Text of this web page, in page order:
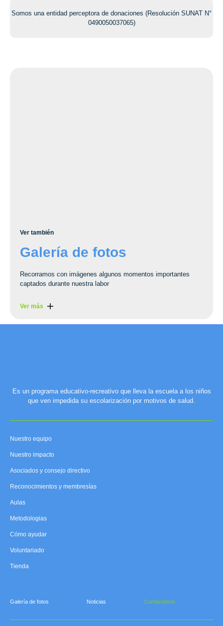
Somos una entidad perceptora de donaciones (Resolución SUNAT N°
0490050037065)
Ver también
Galería de fotos
Recorramos con imágenes algunos momentos importantes
captados durante nuestra labor
Ver más
Es un programa educativo-recreativo que lleva la escuela a los niños
que ven impedida su escolarización por motivos de salud.
Nuestro equipo
Nuestro impacto
Asociados y consejo directivo
Reconocimientos y membresías
Aulas
Metodologias
Cómo ayudar
Voluntariado
Tienda
Galería de fotos Noticias Contáctanos